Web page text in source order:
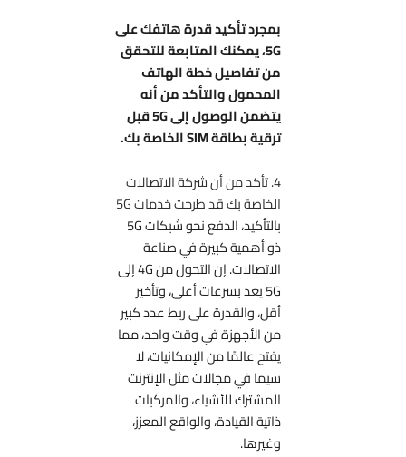
بمجرد تأكيد قدرة هاتفك على
5G، يمكنك المتابعة للتحقق
من تفاصيل خطة الهاتف
المحمول والتأكد من أنه
يتضمن الوصول إلى 5G قبل
ترقية بطاقة SIM الخاصة بك.
4. تأكد من أن شركة الاتصالات
الخاصة بك قد طرحت خدمات 5G
بالتأكيد، الدفع نحو شبكات 5G
ذو أهمية كبيرة في صناعة
الاتصالات. إن التحول من 4G إلى
5G يعد بسرعات أعلى، وتأخير
أقل، والقدرة على ربط عدد كبير
من الأجهزة في وقت واحد، مما
يفتح عالمًا من الإمكانيات، لا
سيما في مجالات مثل الإنترنت
المشترك للأشياء، والمركبات
ذاتية القيادة، والواقع المعزز،
وغيرها.